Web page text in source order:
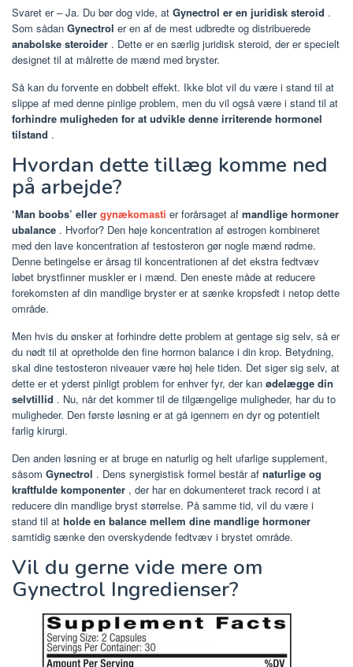
Svaret er – Ja. Du bør dog vide, at Gynectrol er en juridisk steroid .
Som sådan Gynectrol er en af de mest udbredte og distribuerede
anabolske steroider . Dette er en særlig juridisk steroid, der er specielt
designet til at målrette de mænd med bryster.
Så kan du forvente en dobbelt effekt. Ikke blot vil du være i stand til at
slippe af med denne pinlige problem, men du vil også være i stand til at
forhindre muligheden for at udvikle denne irriterende hormonel
tilstand .
Hvordan dette tillæg komme ned
på arbejde?
‘Man boobs’ eller gynækomasti er forårsaget af mandlige hormoner
ubalance . Hvorfor? Den høje koncentration af østrogen kombineret
med den lave koncentration af testosteron gør nogle mænd rødme.
Denne betingelse er årsag til koncentrationen af det ekstra fedtvæv
løbet brystfinner muskler er i mænd. Den eneste måde at reducere
forekomsten af din mandlige bryster er at sænke kropsfedt i netop dette
område.
Men hvis du ønsker at forhindre dette problem at gentage sig selv, så er
du nødt til at opretholde den fine hormon balance i din krop. Betydning,
skal dine testosteron niveauer være høj hele tiden. Det siger sig selv, at
dette er et yderst pinligt problem for enhver fyr, der kan ødelægge din
selvtillid . Nu, når det kommer til de tilgængelige muligheder, har du to
muligheder. Den første løsning er at gå igennem en dyr og potentielt
farlig kirurgi.
Den anden løsning er at bruge en naturlig og helt ufarlige supplement,
såsom Gynectrol . Dens synergistisk formel består af naturlige og
kraftfulde komponenter , der har en dokumenteret track record i at
reducere din mandlige bryst størrelse. På samme tid, vil du være i
stand til at holde en balance mellem dine mandlige hormoner
samtidig sænke den overskydende fedtvæv i brystet område.
Vil du gerne vide mere om
Gynectrol Ingredienser?